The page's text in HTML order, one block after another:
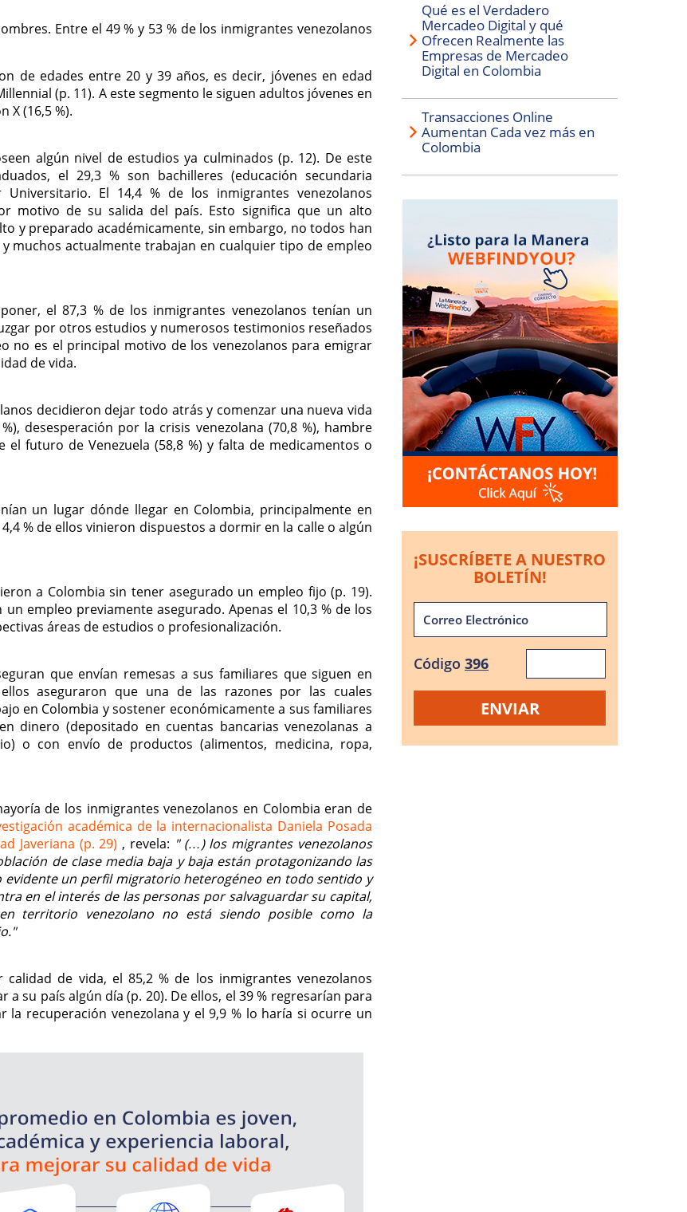
Entre el 49 % y 53 % de los inmigrantes venezolanos
de edades entre 20 y 39 años, es decir, jóvenes en edad
(p. 11). A este segmento le siguen adultos jóvenes en
X (16,5 %).
algún nivel de estudios ya culminados (p. 12). De este
el 29,3 % son bachilleres (educación secundaria
El 14,4 % de los inmigrantes venezolanos
motivo de su salida del país. Esto significa que un alto
y preparado académicamente, sin embargo, no todos han
muchos actualmente trabajan en cualquier tipo de empleo
el 87,3 % de los inmigrantes venezolanos tenían un
por otros estudios y numerosos testimonios reseñados
no es el principal motivo de los venezolanos para emigrar
de vida.
decidieron dejar todo atrás y comenzar una nueva vida
desesperación por la crisis venezolana (70,8 %), hambre
el futuro de Venezuela (58,8 %) y falta de medicamentos o
un lugar dónde llegar en Colombia, principalmente en
% de ellos vinieron dispuestos a dormir en la calle o algún
a Colombia sin tener asegurado un empleo fijo (p. 19).
empleo previamente asegurado. Apenas el 10,3 % de los
áreas de estudios o profesionalización.
que envían remesas a sus familiares que siguen en
aseguraron que una de las razones por las cuales
en Colombia y sostener económicamente a sus familiares
dinero (depositado en cuentas bancarias venezolanas a
o con envío de productos (alimentos, medicina, ropa,
de los inmigrantes venezolanos en Colombia eran de
académica de la internacionalista Daniela Posada
Javeriana (p. 29) , revela: " (…) los migrantes venezolanos
de clase media baja y baja están protagonizando las
evidente un perfil migratorio heterogéneo en todo sentido y
en el interés de las personas por salvaguardar su capital,
territorio venezolano no está siendo posible como la
de vida, el 85,2 % de los inmigrantes venezolanos
su país algún día (p. 20). De ellos, el 39 % regresarían para
la recuperación venezolana y el 9,9 % lo haría si ocurre un
Qué es el Verdadero
Mercadeo Digital y qué
Ofrecen Realmente las
Empresas de Mercadeo
Digital en Colombia
Transacciones Online
Aumentan Cada vez más en
Colombia
¡SUSCRÍBETE A NUESTRO
BOLETÍN!
Código 396